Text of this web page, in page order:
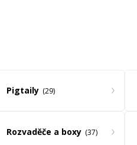
Pigtaily 29
Rozvaděče a boxy 37